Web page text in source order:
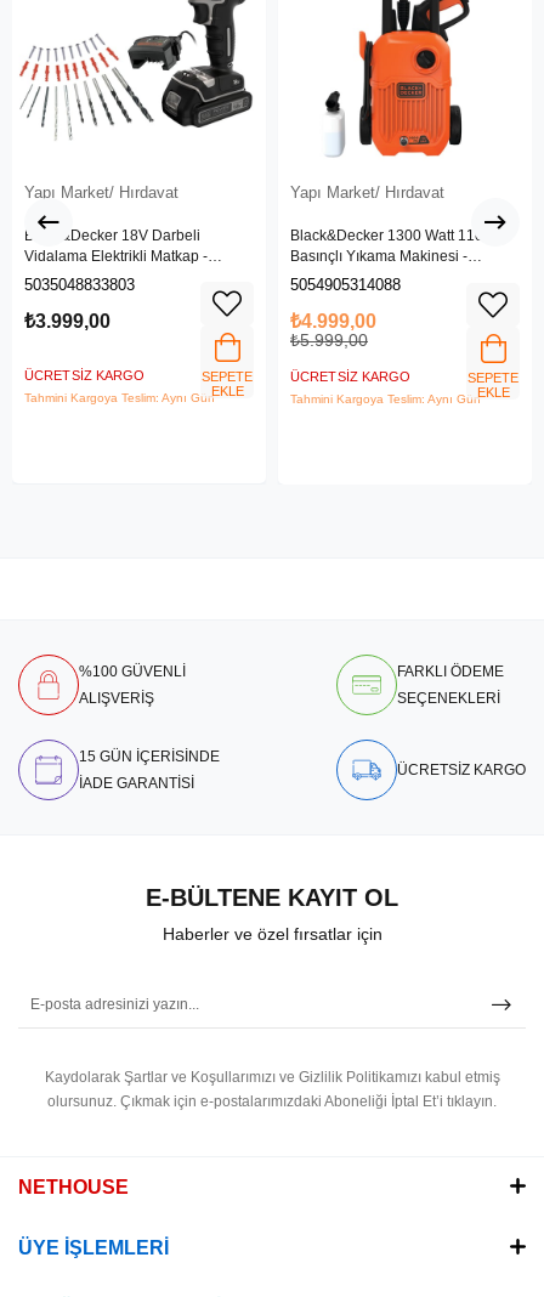
Yapı Market/ Hırdavat
Black&Decker 18V Darbeli
Vidalama Elektrikli Matkap -
BDCHD18SC1K-QW
5035048833803
₺3.999,00
ÜCRETSIZ KARGO
Tahmini Kargoya Teslim: Aynı Gün
SEPETE
EKLE
Yapı Market/ Hırdavat
Black&Decker 1300 Watt 110 Bar
Basınçlı Yıkama Makinesi -
(BEPW1300L-QS)
5054905314088
₺4.999,00
₺5.999,00
ÜCRETSIZ KARGO
Tahmini Kargoya Teslim: Aynı Gün
SEPETE
EKLE
%100 GÜVENLİ
ALIŞVERİŞ
FARKLI ÖDEME
SEÇENEKLERİ
15 GÜN İÇERİSİNDE
İADE GARANTİSİ
ÜCRETSİZ KARGO
E-BÜLTENE KAYIT OL
Haberler ve özel fırsatlar için
Kaydolarak Şartlar ve Koşullarımızı ve Gizlilik Politikamızı kabul etmiş
olursunuz. Çıkmak için e-postalarımızdaki Aboneliği İptal Et’i tıklayın.
NETHOUSE
ÜYE İŞLEMLERİ